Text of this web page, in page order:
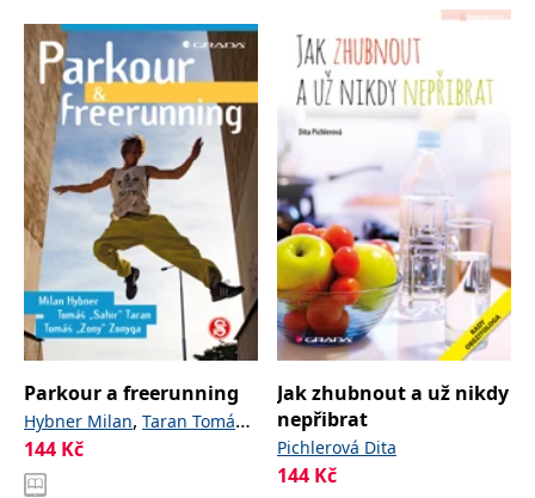
Parkour a freerunning
Hybner Milan, Taran Tomáš,
Zonyga Tomáš
144 Kč
Jak zhubnout a už nikdy
nepřibrat
Pichlerová Dita
144 Kč